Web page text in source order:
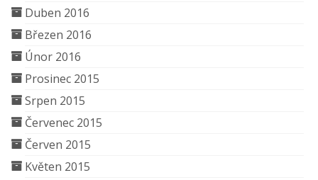
Duben 2016
Březen 2016
Únor 2016
Prosinec 2015
Srpen 2015
Červenec 2015
Červen 2015
Květen 2015